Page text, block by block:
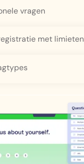
vragen
met limieten